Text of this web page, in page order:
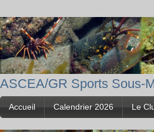
ASCEA/GR Sports Sous-
Accueil Calendrier 2026 Le